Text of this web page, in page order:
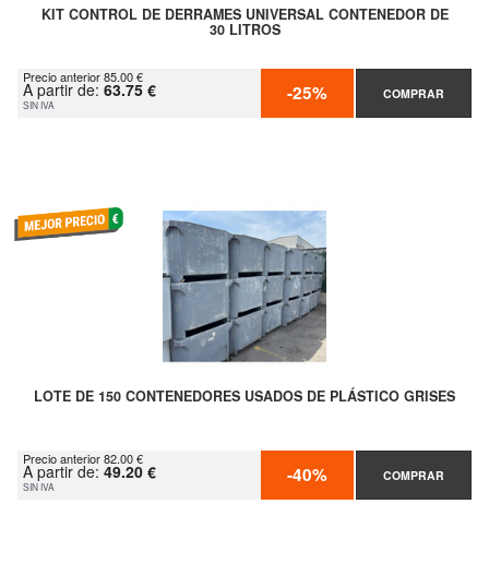
KIT CONTROL DE DERRAMES UNIVERSAL CONTENEDOR DE
30 LITROS
Precio anterior 85.00 €
A partir de: 63.75 €
SIN IVA -25% COMPRAR
LOTE DE 150 CONTENEDORES USADOS DE PLÁSTICO GRISES
Precio anterior 82.00 €
A partir de: 49.20 €
SIN IVA -40% COMPRAR